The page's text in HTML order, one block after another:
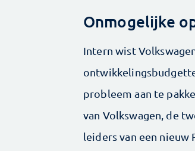
Onmogelijke
Intern wist
probleem aan te
van Volkswagen, de
leiders van een